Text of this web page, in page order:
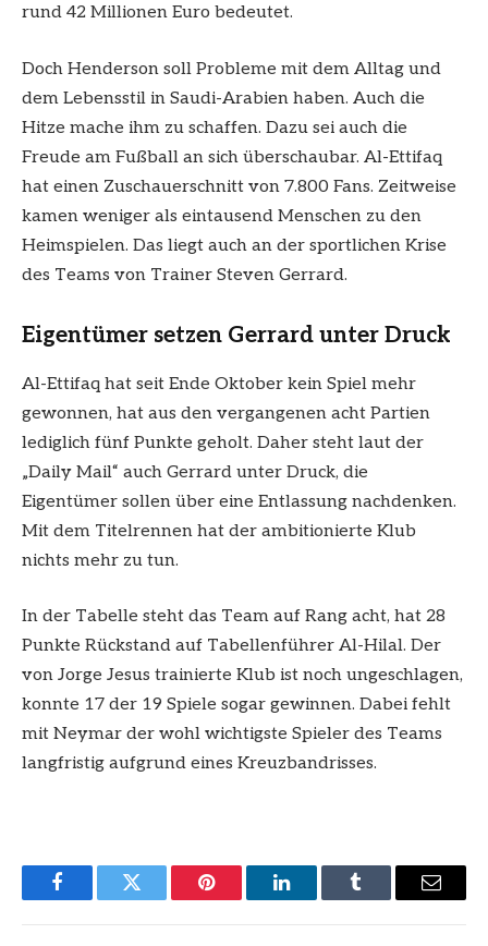
rund 42 Millionen Euro bedeutet.
Doch Henderson soll Probleme mit dem Alltag und
dem Lebensstil in Saudi-Arabien haben. Auch die
Hitze mache ihm zu schaffen. Dazu sei auch die
Freude am Fußball an sich überschaubar. Al-Ettifaq
hat einen Zuschauerschnitt von 7.800 Fans. Zeitweise
kamen weniger als eintausend Menschen zu den
Heimspielen. Das liegt auch an der sportlichen Krise
des Teams von Trainer Steven Gerrard.
Eigentümer setzen Gerrard unter Druck
Al-Ettifaq hat seit Ende Oktober kein Spiel mehr
gewonnen, hat aus den vergangenen acht Partien
lediglich fünf Punkte geholt. Daher steht laut der
„Daily Mail“ auch Gerrard unter Druck, die
Eigentümer sollen über eine Entlassung nachdenken.
Mit dem Titelrennen hat der ambitionierte Klub
nichts mehr zu tun.
In der Tabelle steht das Team auf Rang acht, hat 28
Punkte Rückstand auf Tabellenführer Al-Hilal. Der
von Jorge Jesus trainierte Klub ist noch ungeschlagen,
konnte 17 der 19 Spiele sogar gewinnen. Dabei fehlt
mit Neymar der wohl wichtigste Spieler des Teams
langfristig aufgrund eines Kreuzbandrisses.
FacebookTwitter Pinterest LinkedInTumblr Email